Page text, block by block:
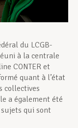
du LCGB-
à la centrale
CONTER et
quant à l’état
collectives
a également été
qui sont